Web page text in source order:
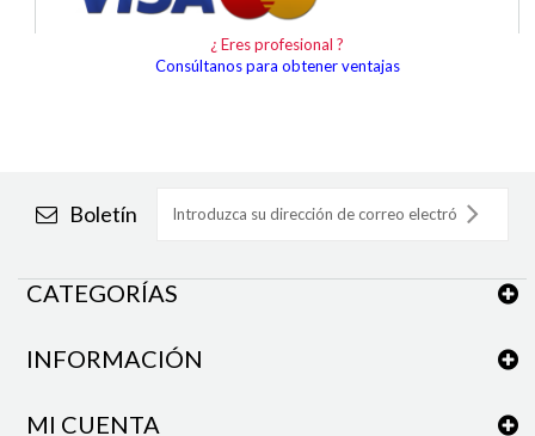
¿ Eres profesional ?
Consúltanos para obtener ventajas
Boletín
CATEGORÍAS
INFORMACIÓN
MI CUENTA